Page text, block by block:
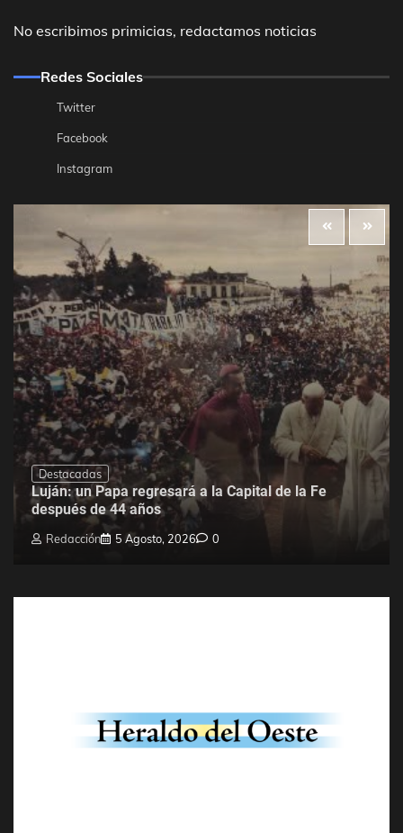
No escribimos primicias, redactamos noticias
Redes Sociales
Twitter
Facebook
Instagram
Destacadas
Luján: un Papa regresará a la Capital de la Fe
después de 44 años
Redacción 5 Agosto, 2026 0